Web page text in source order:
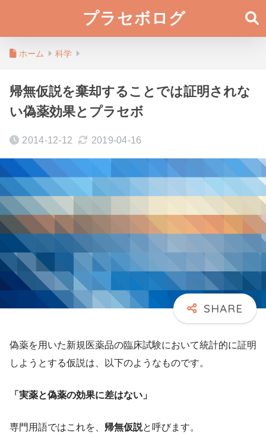
プラセボログ
ホーム 科学
帰無仮説を棄却することでは証明されな
い偽薬効果とプラセボ
2014-12-12 2019-04-16
偽薬を用いた新規医薬品の臨床試験において統計的に証明
しようとする仮説は、以下のようなものです。
「実薬と偽薬の効果に差はない」
専門用語ではこれを、 帰無仮説と呼びます。